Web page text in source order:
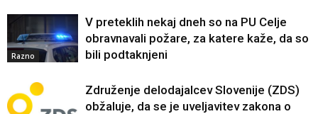
Razno
V preteklih nekaj dneh so na PU Celje
obravnavali požare, za katere kaže, da so
bili podtaknjeni
Združenje delodajalcev Slovenije (ZDS)
obžaluje, da se je uveljavitev zakona o